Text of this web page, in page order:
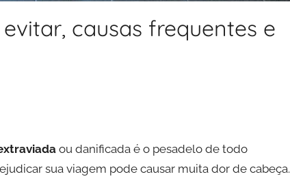
causas frequentes e
ou danificada é o pesadelo de todo
sua viagem pode causar muita dor de cabeça.